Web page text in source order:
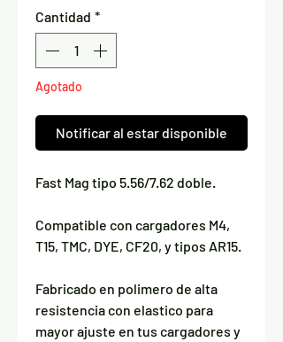
Cantidad *
Agotado
Notificar al estar disponible
Fast Mag tipo 5.56/7.62 doble.
Compatible con cargadores M4,
T15, TMC, DYE, CF20, y tipos AR15.
Fabricado en polimero de alta
resistencia con elastico para
mayor ajuste en tus cargadores y